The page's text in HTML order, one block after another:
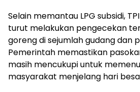
Selain memantau LPG subsidi,
turut melakukan pengecekan
goreng di sejumlah gudang dan
Pemerintah memastikan
masih mencukupi untuk
masyarakat menjelang hari